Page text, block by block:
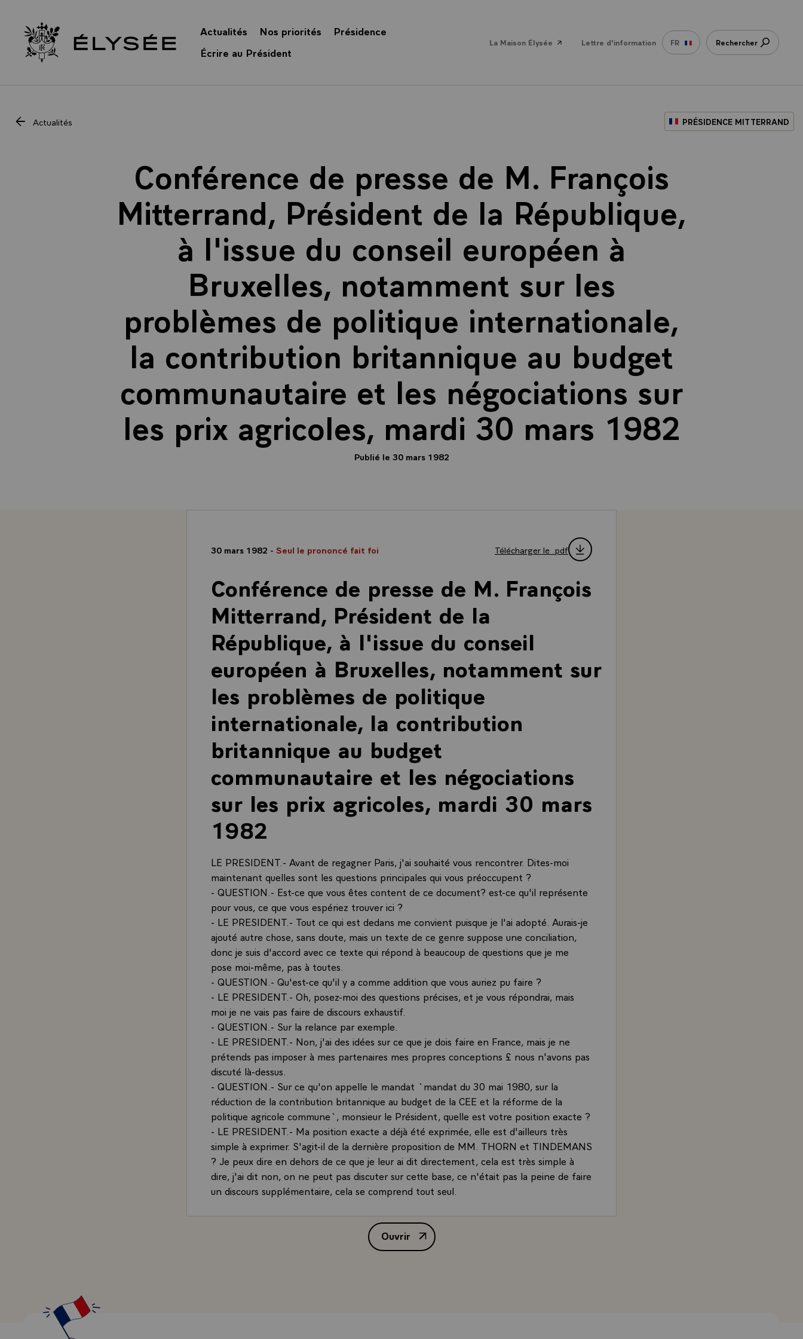
Retour à l’accueil Élysée
Actualités Nos priorités
Présidence
Écrire au Président
La Maison Élysée Lettre d'information FR Rechercher
Actualités PRÉSIDENCE MITTERRAND
Conférence de presse de M. François
Mitterrand, Président de la République,
à l'issue du conseil européen à
Bruxelles, notamment sur les
problèmes de politique internationale,
la contribution britannique au budget
communautaire et les négociations sur
les prix agricoles, mardi 30 mars 1982
Publié le 30 mars 1982
30 mars 1982 - Seul le prononcé fait foi Télécharger le .pdf
Conférence de presse de M. François
Mitterrand, Président de la
République, à l'issue du conseil
européen à Bruxelles, notamment sur
les problèmes de politique
internationale, la contribution
britannique au budget
communautaire et les négociations
sur les prix agricoles, mardi 30 mars
1982
LE PRESIDENT.- Avant de regagner Paris, j'ai souhaité vous rencontrer. Dites-moi
maintenant quelles sont les questions principales qui vous préoccupent ?
- QUESTION.- Est-ce que vous êtes content de ce document? est-ce qu'il représente
pour vous, ce que vous espériez trouver ici ?
- LE PRESIDENT.- Tout ce qui est dedans me convient puisque je l'ai adopté. Aurais-je
ajouté autre chose, sans doute, mais un texte de ce genre suppose une conciliation,
donc je suis d'accord avec ce texte qui répond à beaucoup de questions que je me
pose moi-même, pas à toutes.
- QUESTION.- Qu'est-ce qu'il y a comme addition que vous auriez pu faire ?
- LE PRESIDENT.- Oh, posez-moi des questions précises, et je vous répondrai, mais
moi je ne vais pas faire de discours exhaustif.
- QUESTION.- Sur la relance par exemple.
- LE PRESIDENT.- Non, j'ai des idées sur ce que je dois faire en France, mais je ne
prétends pas imposer à mes partenaires mes propres conceptions £ nous n'avons pas
discuté là-dessus.
- QUESTION.- Sur ce qu'on appelle le mandat `mandat du 30 mai 1980, sur la
réduction de la contribution britannique au budget de la CEE et la réforme de la
politique agricole commune`, monsieur le Président, quelle est votre position exacte ?
- LE PRESIDENT.- Ma position exacte a déjà été exprimée, elle est d'ailleurs très
simple à exprimer. S'agit-il de la dernière proposition de MM. THORN et TINDEMANS
? Je peux dire en dehors de ce que je leur ai dit directement, cela est très simple à
dire, j'ai dit non, on ne peut pas discuter sur cette base, ce n'était pas la peine de faire
un discours supplémentaire, cela se comprend tout seul.
cette rencontre a été d'éviter la rupture. Qu'est-ce que vous pensez de ce point de
vue, monsieur le Président ? LE PRESIDENT.- Ce qui est sûr, c'est qu'il n'y a pas eu
rupture, à aucun moment, je n'ai ressenti ou remarqué un ton dramatique propre aux
Ouvrir
Conférence de presse de M. François Mitterrand, Président de la République, à l'issue